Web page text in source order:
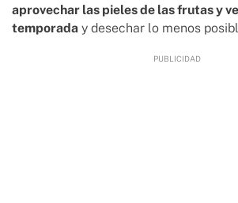
aprovechar las pieles de las frutas y
temporada y desechar lo menos